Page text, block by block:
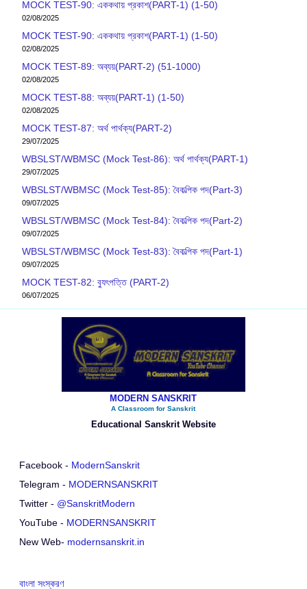
MOCK TEST-90: এককথায় প্রকাশ(PART-1) (1-50)
02/08/2025
MOCK TEST-90: এককথায় প্রকাশ(PART-1) (1-50)
02/08/2025
MOCK TEST-89: অব্যয়(PART-2) (51-1000)
02/08/2025
MOCK TEST-88: অব্যয়(PART-1) (1-50)
02/08/2025
MOCK TEST-87: অর্থ পার্থক্য(PART-2)
29/07/2025
WBSLST/WBMSC (Mock Test-86): অর্থ পার্থক্য(PART-1)
29/07/2025
WBSLST/WBMSC (Mock Test-85): বৈকল্পিক পদ(Part-3)
09/07/2025
WBSLST/WBMSC (Mock Test-84): বৈকল্পিক পদ(Part-2)
09/07/2025
WBSLST/WBMSC (Mock Test-83): বৈকল্পিক পদ(Part-1)
09/07/2025
MOCK TEST-82: ব‍্যুৎপত্তি (PART-2)
06/07/2025
MODERN SANSKRIT
A Classroom for Sanskrit
Educational Sanskrit Website
Facebook - ModernSanskrit
Telegram - MODERNSANSKRIT
Twitter - @SanskritModern
YouTube - MODERNSANSKRIT
New Web- modernsanskrit.in
বাংলা সংস্করণ